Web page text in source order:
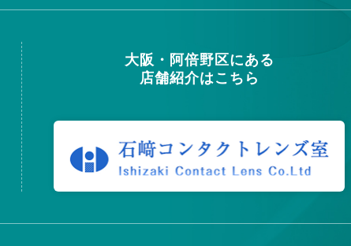
大阪・阿倍野区にある
店舗紹介はこちら